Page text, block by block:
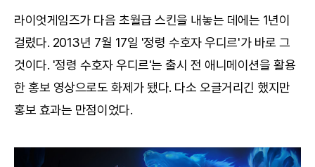
라이엇게임즈가 다음 초월급 스킨을 내놓는 데에는 1년이
걸렸다. 2013년 7월 17일 '정령 수호자 우디르'가 바로 그
것이다. '정령 수호자 우디르'는 출시 전 애니메이션을 활용
한 홍보 영상으로도 화제가 됐다. 다소 오글거리긴 했지만
홍보 효과는 만점이었다.